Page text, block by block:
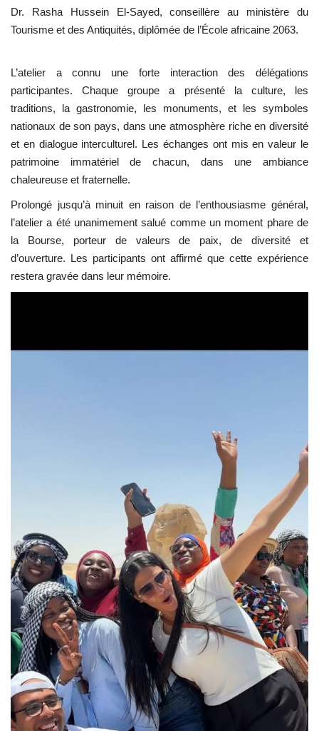
Dr. Rasha Hussein El-Sayed, conseillère au ministère du
Tourisme et des Antiquités, diplômée de l’École africaine 2063.
L’atelier a connu une forte interaction des délégations
participantes. Chaque groupe a présenté la culture, les
traditions, la gastronomie, les monuments, et les symboles
nationaux de son pays, dans une atmosphère riche en diversité
et en dialogue interculturel. Les échanges ont mis en valeur le
patrimoine immatériel de chacun, dans une ambiance
chaleureuse et fraternelle.
Prolongé jusqu’à minuit en raison de l’enthousiasme général,
l’atelier a été unanimement salué comme un moment phare de
la Bourse, porteur de valeurs de paix, de diversité et
d’ouverture. Les participants ont affirmé que cette expérience
restera gravée dans leur mémoire.